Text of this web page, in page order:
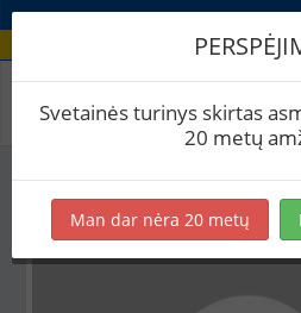
Aludario paskyra
Svetainės turinys skirtas
20 metų
Man dar nėra 20 metų